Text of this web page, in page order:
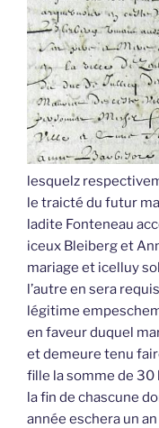
lesquelz
le traicté du futur
ladite Fonteneau
iceux Bleiberg et
mariage et icelluy
l’autre en sera
légitime
en faveur duquel
et demeure tenu
fille la somme de 30
la fin de chascune
année eschera un